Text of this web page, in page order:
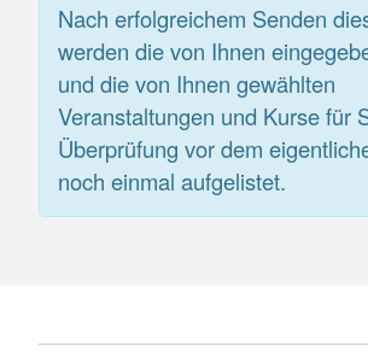
Nach erfolgreichem Senden
werden die von Ihnen
und die von Ihnen gewählten
Veranstaltungen und Kurse für
Überprüfung vor dem
noch einmal aufgelistet.